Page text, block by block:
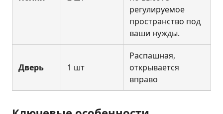
регулируемое
пространство под
ваши нужды.
Дверь 1 шт
Распашная,
открывается
вправо